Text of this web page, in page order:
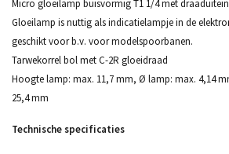
Micro gloeilamp buisvormig T1 1/4 met
Gloeilamp is nuttig als indicatielampje in de
geschikt voor b.v. voor modelspoorbanen.
Tarwekorrel bol met C-2R gloeidraad
Hoogte lamp: max. 11,7 mm, Ø lamp: max. 4,14
25,4 mm
Technische specificaties